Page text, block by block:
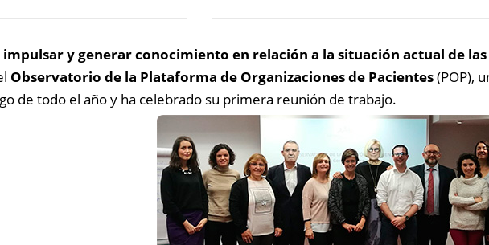
impulsar y generar conocimiento en relación a la situación actual de
Observatorio de la Plataforma de Organizaciones de Pacientes(POP),
de todo el año y ha celebrado su primera reunión de trabajo.